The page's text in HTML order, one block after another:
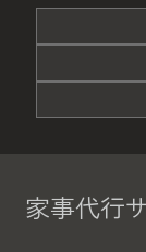
家事代行